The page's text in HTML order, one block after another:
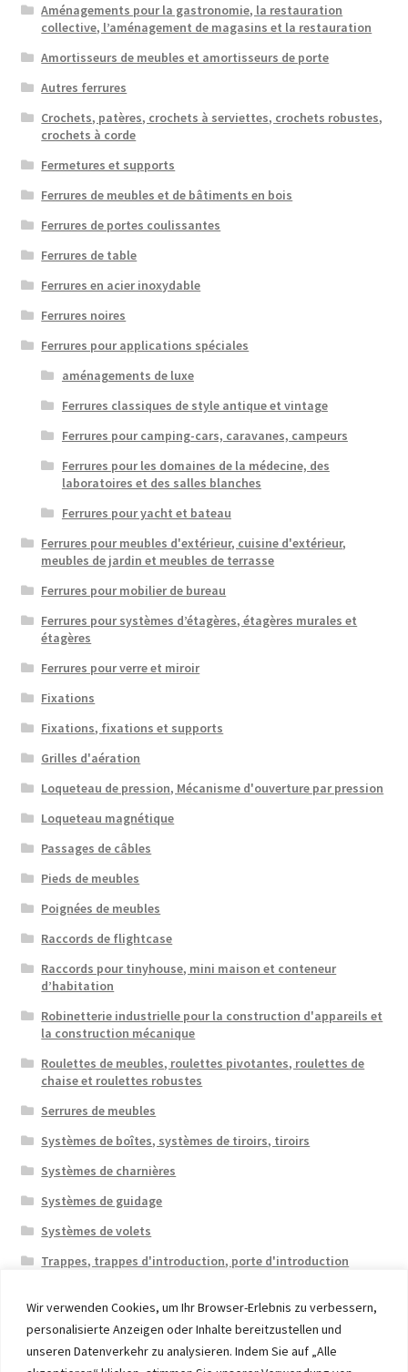
Wir verwenden Cookies, um Ihr Browser-Erlebnis zu verbessern,
personalisierte Anzeigen oder Inhalte bereitzustellen und
unseren Datenverkehr zu analysieren. Indem Sie auf „Alle
Aménagements pour la gastronomie, la restauration
collective, l’aménagement de magasins et la restauration
Amortisseurs de meubles et amortisseurs de porte
Autres ferrures
Crochets, patères, crochets à serviettes, crochets robustes,
crochets à corde
Fermetures et supports
Ferrures de meubles et de bâtiments en bois
Ferrures de portes coulissantes
Ferrures de table
Ferrures en acier inoxydable
Ferrures noires
Ferrures pour applications spéciales
aménagements de luxe
Ferrures classiques de style antique et vintage
Ferrures pour camping-cars, caravanes, campeurs
Ferrures pour les domaines de la médecine, des
laboratoires et des salles blanches
Ferrures pour yacht et bateau
Ferrures pour meubles d'extérieur, cuisine d'extérieur,
meubles de jardin et meubles de terrasse
Ferrures pour mobilier de bureau
Ferrures pour systèmes d’étagères, étagères murales et
étagères
Ferrures pour verre et miroir
Fixations
Fixations, fixations et supports
Grilles d'aération
Loqueteau de pression, Mécanisme d'ouverture par pression
Loqueteau magnétique
Passages de câbles
Pieds de meubles
Poignées de meubles
Raccords de flightcase
Raccords pour tinyhouse, mini maison et conteneur
d’habitation
Robinetterie industrielle pour la construction d'appareils et
la construction mécanique
Roulettes de meubles, roulettes pivotantes, roulettes de
chaise et roulettes robustes
Serrures de meubles
Systèmes de boîtes, systèmes de tiroirs, tiroirs
Systèmes de charnières
Systèmes de guidage
Systèmes de volets
Trappes, trappes d'introduction, porte d'introduction